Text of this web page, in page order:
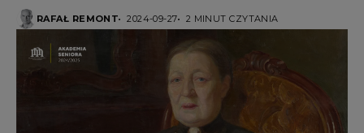
RAFAŁ REMONT 2024-09-27 2 MINUT CZYTANIA